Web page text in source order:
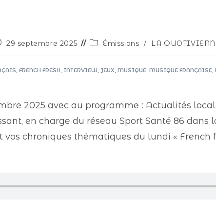
29 septembre 2025 Émissions / LA
, FRENCH FRESH, INTERVIEW, JEUX, MUSIQUE, MUSIQUE FRANÇAISE,
2025 avec au programme : Actualités
en charge du réseau Sport Santé 86 dans
chroniques thématiques du lundi « French